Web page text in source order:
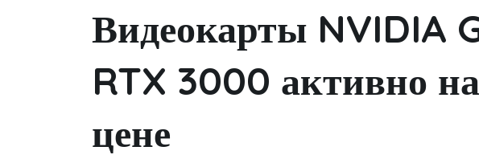
Видеокарты NVIDIA
RTX 3000 активно
цене